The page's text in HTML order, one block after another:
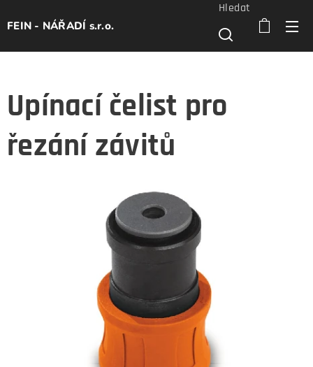
FEIN - NÁŘADÍ s.r.o.
Hledat
Upínací čelist pro
řezání závitů